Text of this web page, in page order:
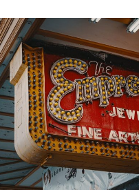
betu-betul fokuskan
pelaburan